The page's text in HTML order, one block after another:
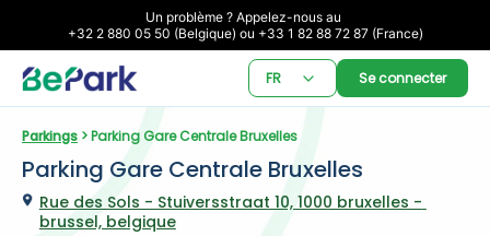
Un problème ? Appelez-nous au
+32 2 880 05 50 (Belgique) ou +33 1 82 88 72 87 (France)
FR Se connecter
Parkings > Parking Gare Centrale Bruxelles
Parking Gare Centrale Bruxelles
Rue des Sols - Stuiversstraat 10, 1000 bruxelles -
brussel, belgique